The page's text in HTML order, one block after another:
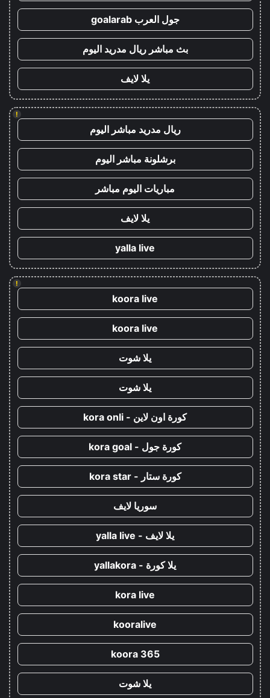
جول العرب goalarab
بث مباشر ريال مدريد اليوم
يلا لايف
!
ريال مدريد مباشر اليوم
برشلونة مباشر اليوم
مباريات اليوم مباشر
يلا لايف
yalla live
!
koora live
koora live
يلا شوت
يلا شوت
كورة اون لاين - kora onli
كورة جول - kora goal
كورة ستار - kora star
سوريا لايف
يلا لايف - yalla live
يلا كورة - yallakora
kora live
kooralive
koora 365
يلا شوت